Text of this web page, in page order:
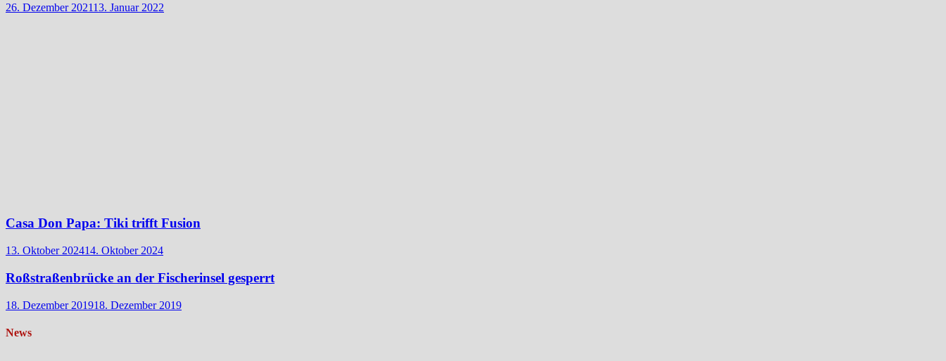
26. Dezember 202113. Januar 2022
Casa Don Papa: Tiki trifft Fusion
13. Oktober 202414. Oktober 2024
Roßstraßenbrücke an der Fischerinsel gesperrt
18. Dezember 201918. Dezember 2019
News